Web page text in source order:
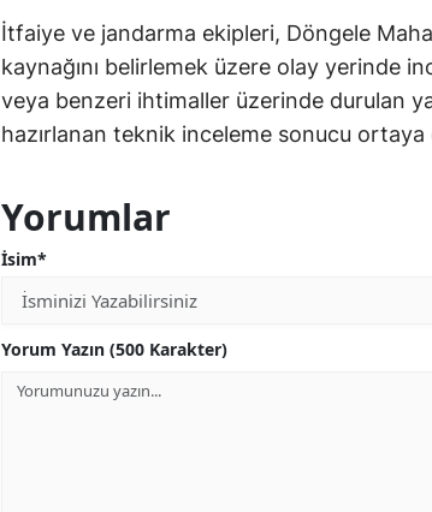
İtfaiye ve jandarma ekipleri, Döngele
kaynağını belirlemek üzere olay yerinde
veya benzeri ihtimaller üzerinde durulan
hazırlanan teknik inceleme sonucu ortaya
Yorumlar
İsim*
Yorum Yazın (500 Karakter)